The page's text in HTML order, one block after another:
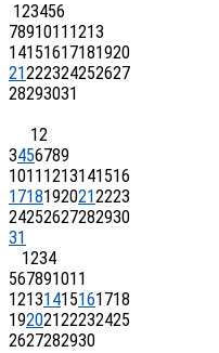
123456
7891011 1213
14151617181920
21222324252627
28293031
12
3456789
1011 1213141516
17181920212223
24252627282930
31
1234
567891011
12131415161718
19202122232425
2627282930